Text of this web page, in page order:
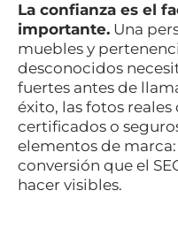
La confianza es el
importante. Una
muebles y
desconocidos
fuertes antes de
éxito, las fotos
certificados o
elementos de
conversión que el
hacer visibles.